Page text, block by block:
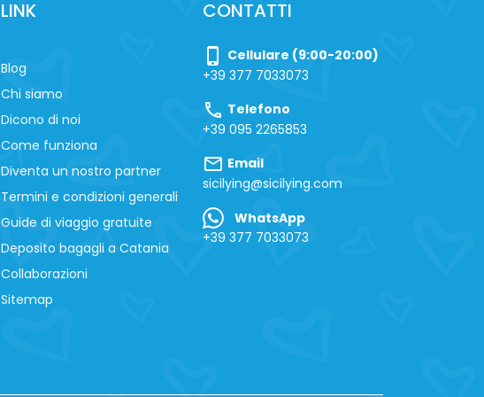
LINK
Blog
Chi siamo
Dicono di noi
Come funziona
Diventa un nostro partner
Termini e condizioni generali
Guide di viaggio gratuite
Deposito bagagli a Catania
Collaborazioni
Sitemap
CONTATTI
phone_iphone
Cellulare (9:00-20:00)
+39 377 7033073
call Telefono
+39 095 2265853
mail Email
sicilying@sicilying.com
WhatsApp
+39 377 7033073